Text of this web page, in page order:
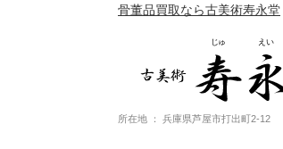
骨董品買取なら古美術寿永堂
所在地 ： 兵庫県芦屋市打出町2-12